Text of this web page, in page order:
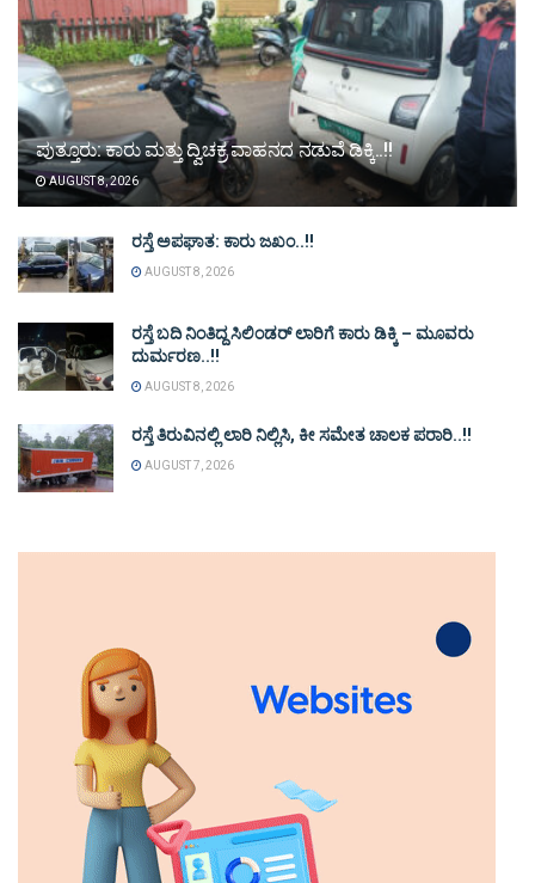
ಪುತ್ತೂರು: ಕಾರು ಮತ್ತು ದ್ವಿಚಕ್ರ ವಾಹನದ ನಡುವೆ ಡಿಕ್ಕಿ..!!
AUGUST 8, 2026
ರಸ್ತೆ ಅಪಘಾತ: ಕಾರು ಜಖಂ..!!
AUGUST 8, 2026
ರಸ್ತೆ ಬದಿ ನಿಂತಿದ್ದ ಸಿಲಿಂಡರ್ ಲಾರಿಗೆ ಕಾರು ಡಿಕ್ಕಿ – ಮೂವರು
ದುರ್ಮರಣ..!!
AUGUST 8, 2026
ರಸ್ತೆ ತಿರುವಿನಲ್ಲಿ ಲಾರಿ ನಿಲ್ಲಿಸಿ, ಕೀ ಸಮೇತ ಚಾಲಕ ಪರಾರಿ..!!
AUGUST 7, 2026